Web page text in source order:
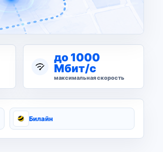
до 1000
Мбит/с
максимальная скорость
Билайн